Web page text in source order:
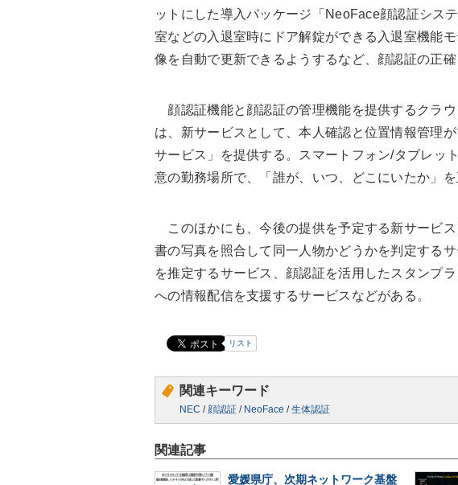
ットにした導入パッケージ「NeoFace顔認証シス
室などの入退室時にドア解錠ができる入退室機能
像を自動で更新できるようするなど、顔認証の正確
顔認証機能と顔認証の管理機能を提供するクラ
は、新サービスとして、本人確認と位置情報管理
サービス」を提供する。スマートフォン/タブレッ
意の勤務場所で、「誰が、いつ、どこにいたか」を
このほかにも、今後の提供を予定する新サービ
書の写真を照合して同一人物かどうかを判定する
を推定するサービス、顔認証を活用したスタンプ
への情報配信を支援するサービスなどがある。
リスト
関連キーワード
NEC / 顔認証 / NeoFace /生体認証
関連記事
愛媛県庁、次期ネットワーク基盤